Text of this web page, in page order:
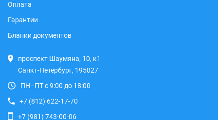
Оплата
Гарантии
Бланки документов
проспект Шаумяна, 10, к1
Санкт-Петербург, 195027
ПН–ПТ с 9:00 до 18:00
+7 (812) 622-17-70
+7 (981) 743-00-06